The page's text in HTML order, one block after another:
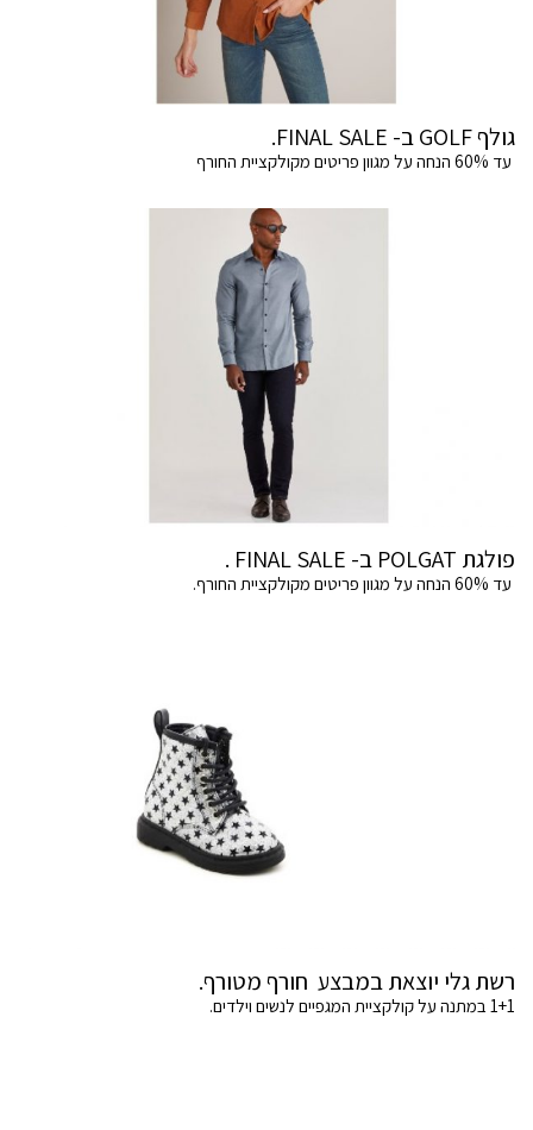
גולף GOLF ב- FINAL SALE.
עד 60% הנחה על מגוון פריטים מקולקציית החורף
פולגת POLGAT ב- FINAL SALE .
עד 60% הנחה על מגוון פריטים מקולקציית החורף.
רשת גלי יוצאת במבצע חורף מטורף.
1+1 במתנה על קולקציית המגפיים לנשים וילדים.